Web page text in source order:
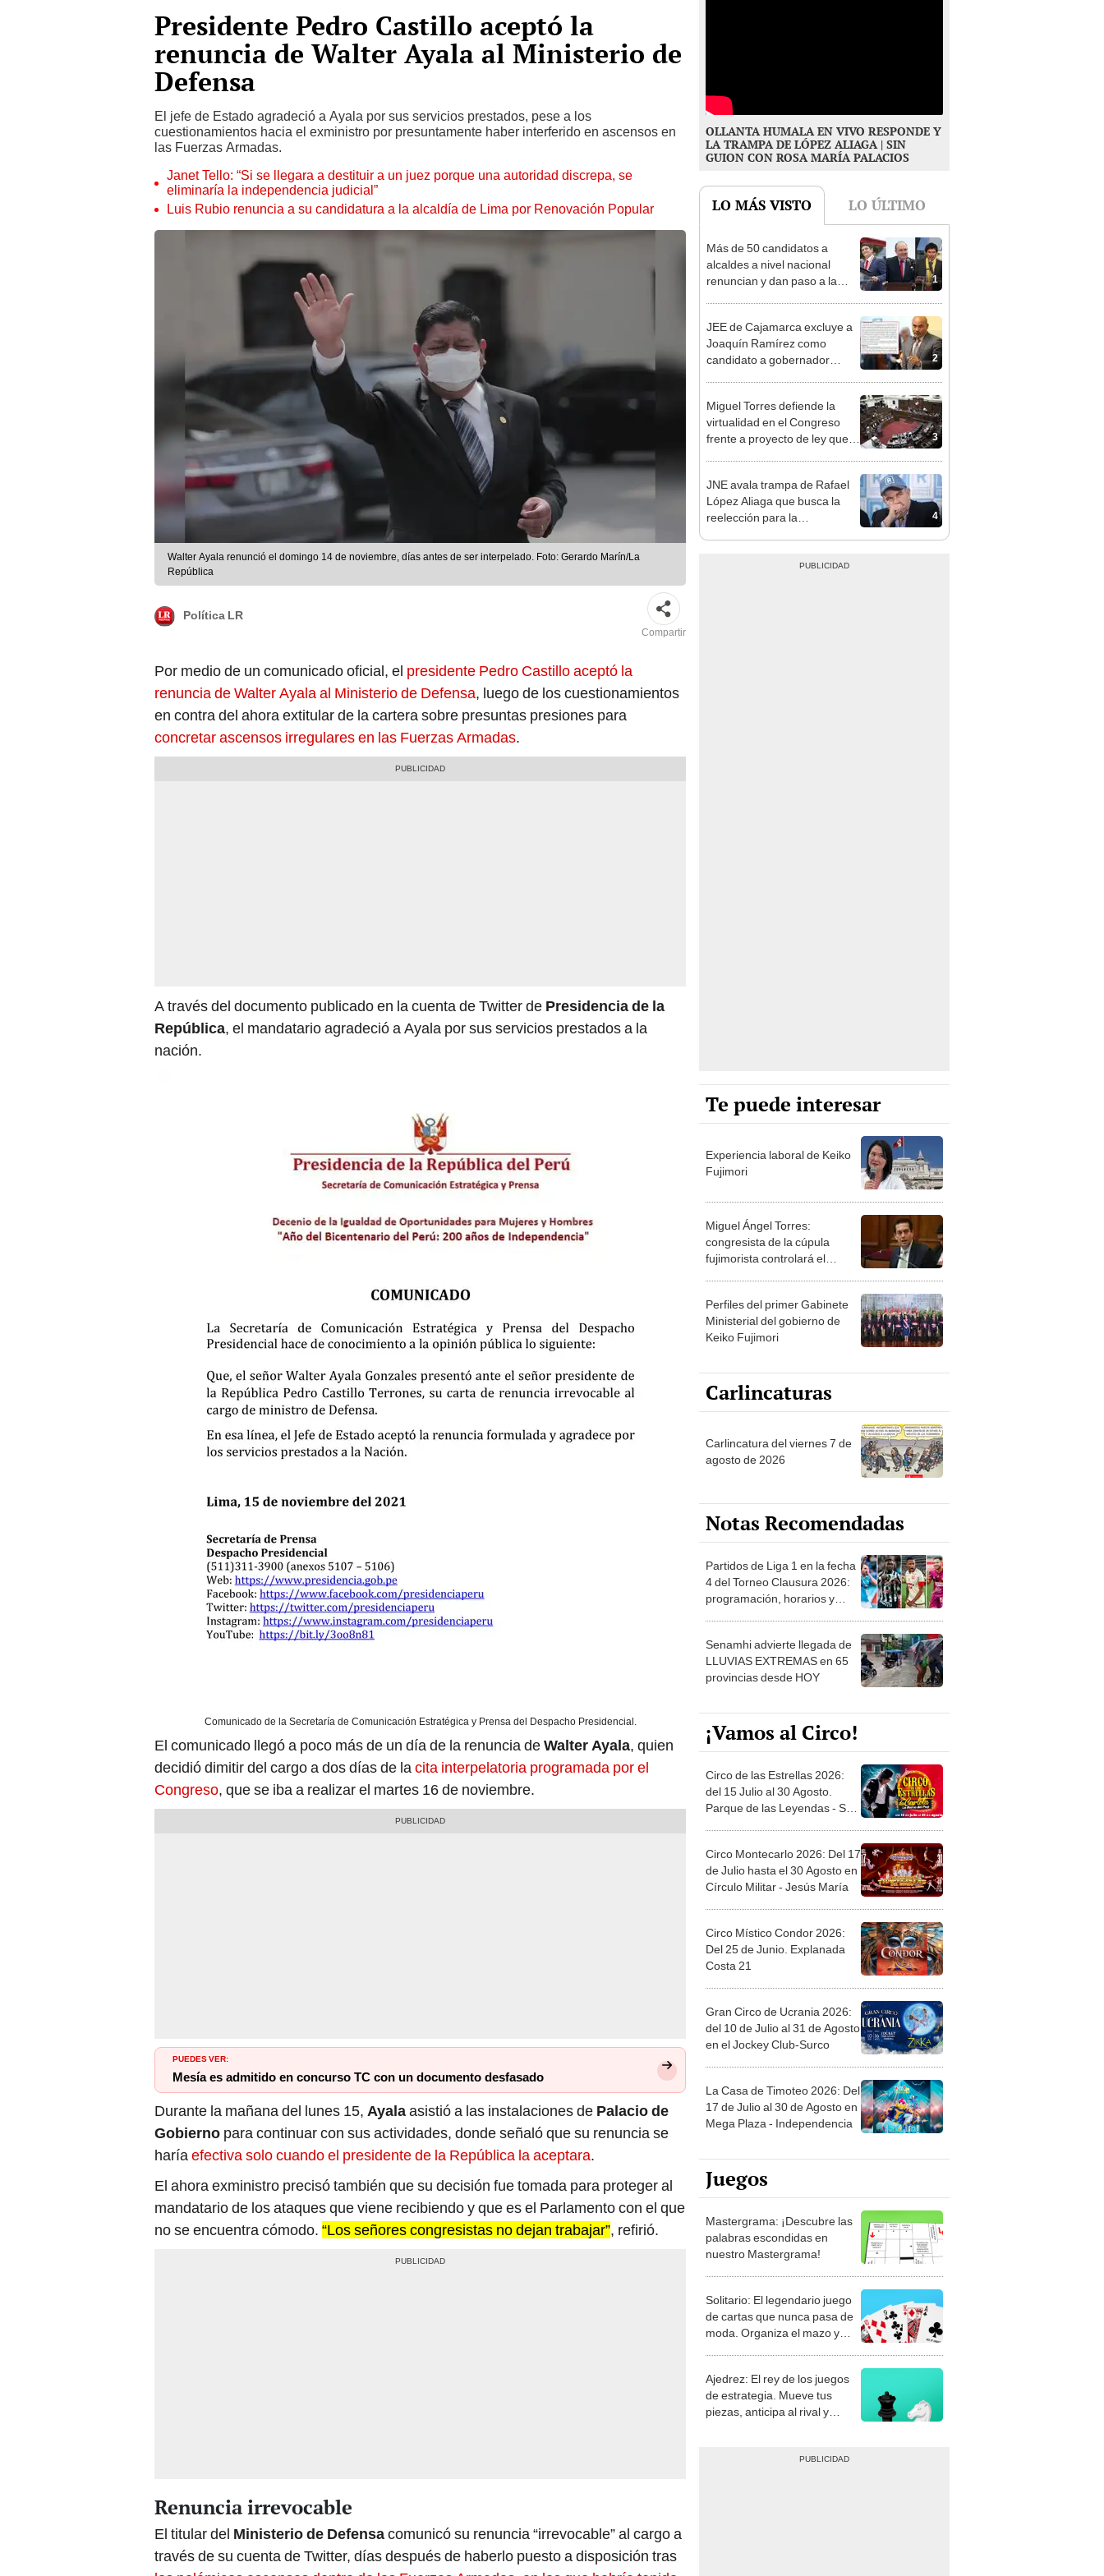
Presidente Pedro Castillo aceptó la
renuncia de Walter Ayala al Ministerio de
Defensa
El jefe de Estado agradeció a Ayala por sus servicios prestados, pese a los
cuestionamientos hacia el exministro por presuntamente haber interferido en ascensos en
las Fuerzas Armadas.
Janet Tello: “Si se llegara a destituir a un juez porque una autoridad discrepa, se
eliminaría la independencia judicial”
Luis Rubio renuncia a su candidatura a la alcaldía de Lima por Renovación Popular
Walter Ayala renunció el domingo 14 de noviembre, días antes de ser interpelado. Foto: Gerardo Marín/La
República
Política LR
Compartir
Por medio de un comunicado oficial, el presidente Pedro Castillo aceptó la
renuncia de Walter Ayala al Ministerio de Defensa, luego de los cuestionamientos
en contra del ahora extitular de la cartera sobre presuntas presiones para
concretar ascensos irregulares en las Fuerzas Armadas.
A través del documento publicado en la cuenta de Twitter de Presidencia de la
República, el mandatario agradeció a Ayala por sus servicios prestados a la
nación.
Comunicado de la Secretaría de Comunicación Estratégica y Prensa del Despacho Presidencial.
El comunicado llegó a poco más de un día de la renuncia deWalter Ayala, quien
decidió dimitir del cargo a dos días de lacita interpelatoria programada por el
Congreso, que se iba a realizar el martes 16 de noviembre.
PUEDES VER:
Mesía es admitido en concurso TC con un documento desfasado
Durante la mañana del lunes 15, Ayalaasistió a las instalaciones de Palacio de
Gobierno para continuar con sus actividades, donde señaló que su renuncia se
haríaefectiva solo cuando el presidente de la República la aceptara.
El ahora exministro precisó también que su decisión fue tomada para proteger al
mandatario de los ataques que viene recibiendo y que es el Parlamento con el que
no se encuentra cómodo. “Los señores congresistas no dejan trabajar”, refirió.
Renuncia irrevocable
El titular del Ministerio de Defensacomunicó su renuncia “irrevocable” al cargo a
través de su cuenta de Twitter, días después de haberlo puesto a disposición tras
OLLANTA HUMALA EN VIVO RESPONDE Y
LA TRAMPA DE LÓPEZ ALIAGA | SIN
GUION CON ROSA MARÍA PALACIOS
LO MÁS VISTO LO ÚLTIMO
1
Más de 50 candidatos a
alcaldes a nivel nacional
renuncian y dan paso a la
2
JEE de Cajamarca excluye a
Joaquín Ramírez como
candidato a gobernador
3
Miguel Torres defiende la
virtualidad en el Congreso
frente a proyecto de ley que
4
JNE avala trampa de Rafael
López Aliaga que busca la
reelección para la
Te puede interesar
Experiencia laboral de Keiko
Fujimori
Miguel Ángel Torres:
congresista de la cúpula
fujimorista controlará el
Perfiles del primer Gabinete
Ministerial del gobierno de
Keiko Fujimori
Carlincaturas
Carlincatura del viernes 7 de
agosto de 2026
Notas Recomendadas
Partidos de Liga 1 en la fecha
4 del Torneo Clausura 2026:
programación, horarios y
Senamhi advierte llegada de
LLUVIAS EXTREMAS en 65
provincias desde HOY
¡Vamos al Circo!
Circo de las Estrellas 2026:
del 15 Julio al 30 Agosto.
Parque de las Leyendas - San
Circo Montecarlo 2026: Del 17
de Julio hasta el 30 Agosto en
Círculo Militar - Jesús María
Circo Místico Condor 2026:
Del 25 de Junio. Explanada
Costa 21
Gran Circo de Ucrania 2026:
del 10 de Julio al 31 de Agosto
en el Jockey Club-Surco
La Casa de Timoteo 2026: Del
17 de Julio al 30 de Agosto en
Mega Plaza - Independencia
Juegos
Mastergrama: ¡Descubre las
palabras escondidas en
nuestro Mastergrama!
Solitario: El legendario juego
de cartas que nunca pasa de
moda. Organiza el mazo y
Ajedrez: El rey de los juegos
de estrategia. Mueve tus
piezas, anticipa al rival y